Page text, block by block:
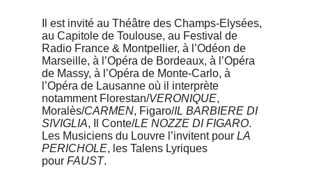
Il est invité au Théâtre des Champs-Elysées,
au Capitole de Toulouse, au Festival de
Radio France & Montpellier, à l’Odéon de
Marseille, à l’Opéra de Bordeaux, à l’Opéra
de Massy, à l’Opéra de Monte-Carlo, à
l’Opéra de Lausanne où il interprète
notamment Florestan/VERONIQUE,
Moralès/CARMEN, Figaro/IL BARBIERE DI
SIVIGLIA, Il Conte/LE NOZZE DI FIGARO.
Les Musiciens du Louvre l’invitent pour LA
PERICHOLE, les Talens Lyriques
pour FAUST.